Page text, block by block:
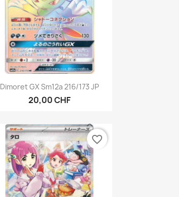
Aperçu rapide
Dimoret GX Sm12a 216/173 JP
20,00 CHF
favorite_border